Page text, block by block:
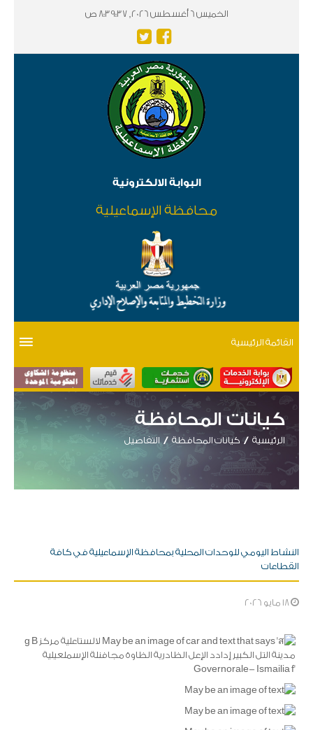
الخميس 6 أغسطس 2026, 8:39:37 ص
البوابة الالكترونية
محافظة الإسماعيلية
القائمة الرئيسية
كيانات المحافظة
الرئيسية كيانات المحافظة التفاصيل
النشاط اليومي للوحدات المحلية بمحافظة الإسماعيلية في كافة
القطاعات